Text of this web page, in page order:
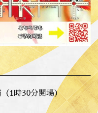
1時30分開場）